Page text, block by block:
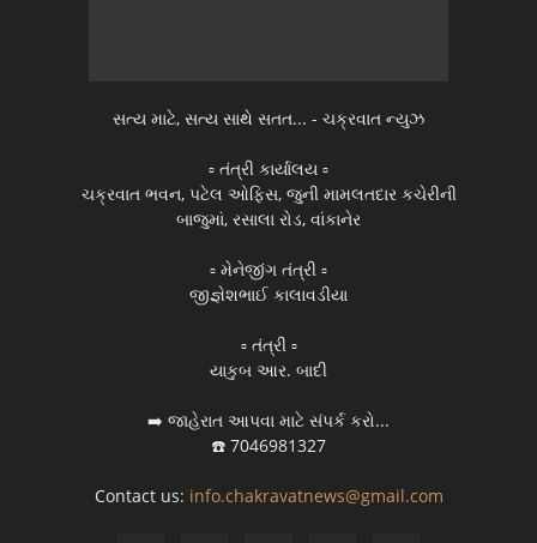
સત્ય માટે, સત્ય સાથે સતત... - ચક્રવાત ન્યુઝ
▫️ તંત્રી કાર્યાલય ▫️
ચક્રવાત ભવન, પટેલ ઓફિસ, જુની મામલતદાર કચેરીની
બાજુમાં, રસાલા રોડ, વાંકાનેર
▫️ મેનેજીંગ તંત્રી ▫️
જીજ્ઞેશભાઈ કાલાવડીયા
▫️ તંત્રી ▫️
યાકુબ આર. બાદી
➡️ જાહેરાત આપવા માટે સંપર્ક કરો...
☎️ 7046981327
Contact us: info.chakravatnews@gmail.com